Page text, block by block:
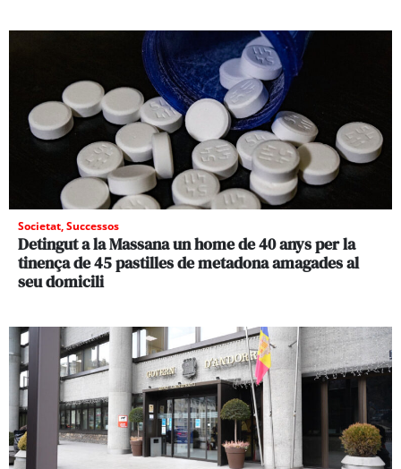
Societat,Successos
Detingut a la Massana un home de 40 anys per la
tinença de 45 pastilles de metadona amagades al
seu domicili